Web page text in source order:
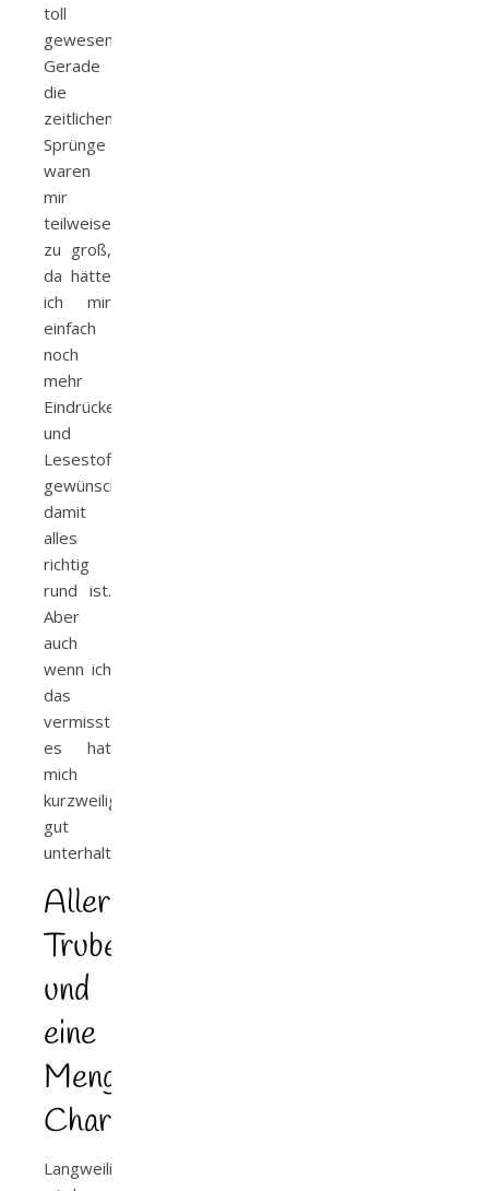
toll
gewesen.
Gerade
die
zeitlichen
Sprünge
waren
mir
teilweise
zu groß,
da hätte
ich mir
einfach
noch
mehr
Eindrücke
und
Lesestoff
gewünscht,
damit
alles
richtig
rund ist.
Aber
auch
wenn ich
das
vermisste,
es hat
mich
kurzweilig
gut
unterhalten.
Allerhand
Trubel
und
eine
Menge
Charme
Langweilig